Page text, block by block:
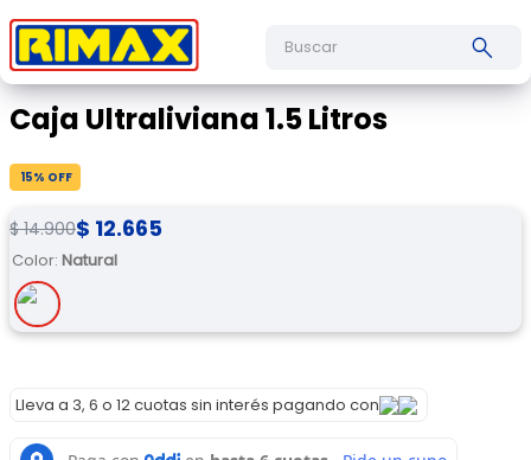
Caja Ultraliviana 1.5 Litros
15% OFF
$ 14.900$ 12.665
Color: Natural
Lleva a 3, 6 o 12 cuotas sin interés pagando con